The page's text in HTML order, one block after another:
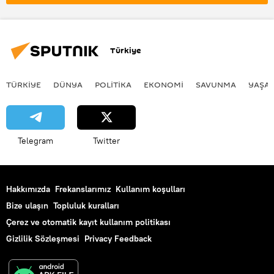
Türkiye
TÜRKIYE DÜNYA POLİTİKA EKONOMİ SAVUNMA
Telegram Twitter
Hakkımızda Frekanslarımız Kullanım koşulları
Bize ulaşın Topluluk kuralları
Çerez ve otomatik kayıt kullanım politikası
Gizlilik Sözleşmesi Privacy Feedback